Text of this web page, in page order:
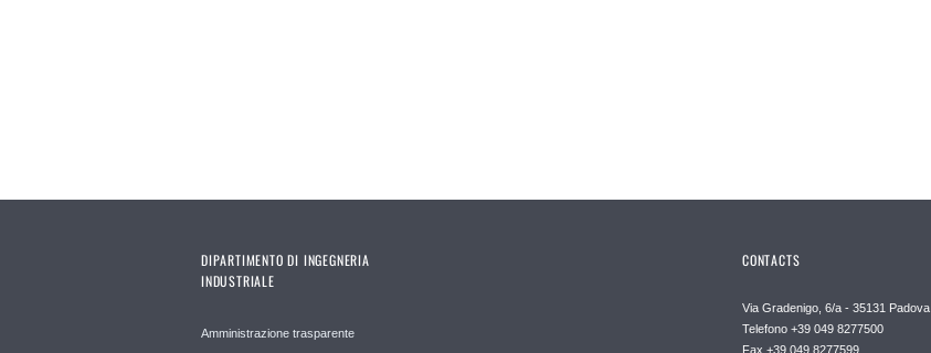
DIPARTIMENTO DI INGEGNERIA
INDUSTRIALE
Amministrazione trasparente
CONTACTS
Via Gradenigo, 6/a - 35131 Padova
Telefono +39 049 8277500
Fax +39 049 8277599